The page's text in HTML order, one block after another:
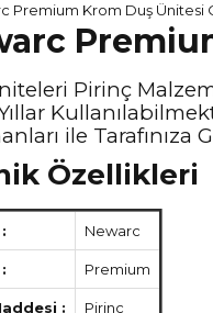
Pirinç
ile
Özellikleri
Newarc
Premium
: Pirinç